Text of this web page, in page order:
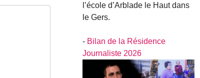
l’école d’Arblade le Haut dans
le Gers.
- Bilan de la Résidence
Journaliste 2026